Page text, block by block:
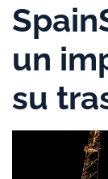
un
su